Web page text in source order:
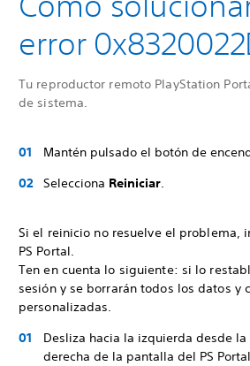
error
Tu reproductor remoto PlayStation
de sistema.
Mantén pulsado el botón de
Selecciona Reiniciar.
Si el reinicio no resuelve el problema,
PS Portal.
Ten en cuenta lo siguiente: si lo
sesión y se borrarán todos los datos y
personalizadas.
Desliza hacia la izquierda desde
derecha de la pantalla del PS